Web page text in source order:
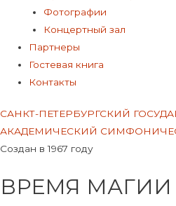
Фотографии
Концертный зал
Партнеры
Гостевая книга
Контакты
САНКТ-ПЕТЕРБУРГСКИЙ
АКАДЕМИЧЕСКИЙ
Создан в 1967 году
ВРЕМЯ МАГИИ